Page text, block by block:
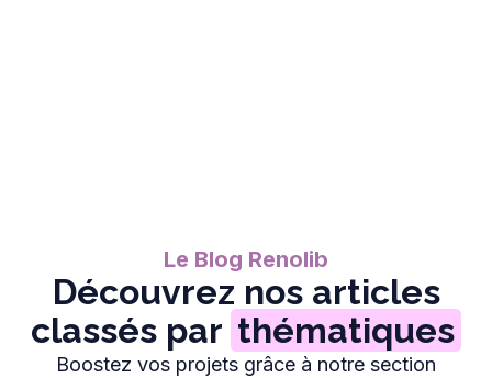
Le Blog Renolib
Découvrez nos articles
classés par thématiques
Boostez vos projets grâce à notre section